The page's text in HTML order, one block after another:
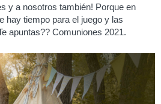
y a nosotros también! Porque en
hay tiempo para el juego y las
apuntas?? Comuniones 2021.